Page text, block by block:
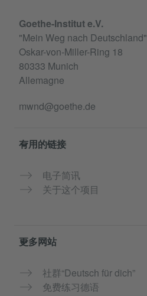
Goethe-Institut e.V.
"Mein Weg nach Deutschland"
Oskar-von-Miller-Ring 18
80333 Munich
Allemagne
mwnd@goethe.de
有用的链接
电子简讯
关于这个项目
更多网站
社群“Deutsch für dich”
免费练习德语